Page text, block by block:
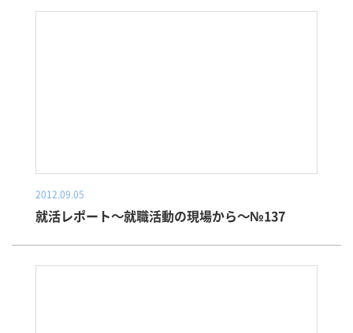
2012.09.05
就活レポート～就職活動の現場から～№137